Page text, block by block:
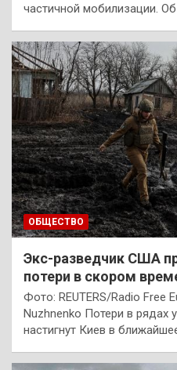
частичной мобилизации. Об
ОБЩЕСТВО
Экс-разведчик США
потери в скором
Фото: REUTERS/Radio Free
Nuzhnenko Потери в рядах
настигнут Киев в